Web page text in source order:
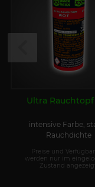
Ultra Rauchtopf
intensive Farbe,
Rauchdichte
Preise und
werden nur im
Zustand